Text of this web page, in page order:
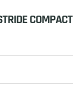
COMPACT